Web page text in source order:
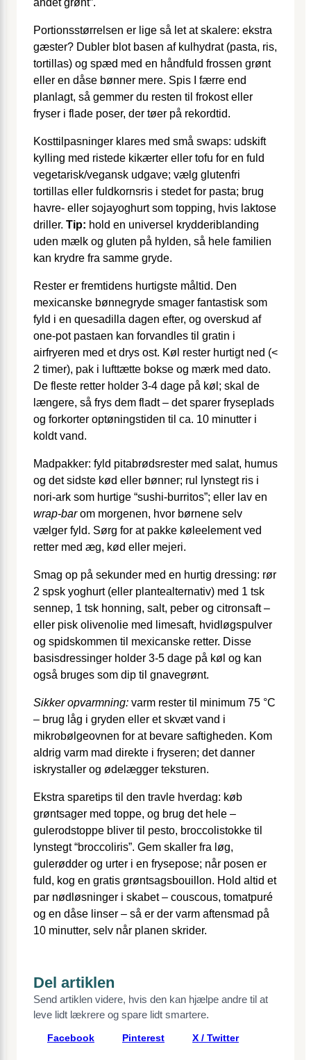
Portionsstørrelsen er lige så let at skalere: ekstra
gæster? Dubler blot basen af kulhydrat (pasta, ris,
tortillas) og spæd med en håndfuld frossen grønt
eller en dåse bønner mere. Spis I færre end
planlagt, så gemmer du resten til frokost eller
fryser i flade poser, der tøer på rekordtid.
Kosttilpasninger klares med små swaps: udskift
kylling med ristede kikærter eller tofu for en fuld
vegetarisk/vegansk udgave; vælg glutenfri
tortillas eller fuldkornsris i stedet for pasta; brug
havre- eller sojayoghurt som topping, hvis laktose
driller. Tip: hold en universel krydderiblanding
uden mælk og gluten på hylden, så hele familien
kan krydre fra samme gryde.
Rester er fremtidens hurtigste måltid. Den
mexicanske bønnegryde smager fantastisk som
fyld i en quesadilla dagen efter, og overskud af
one-pot pastaen kan forvandles til gratin i
airfryeren med et drys ost. Køl rester hurtigt ned (<
2 timer), pak i lufttætte bokse og mærk med dato.
De fleste retter holder 3-4 dage på køl; skal de
længere, så frys dem fladt – det sparer fryseplads
og forkorter optøningstiden til ca. 10 minutter i
koldt vand.
Madpakker: fyld pitabrødsrester med salat, humus
og det sidste kød eller bønner; rul lynstegt ris i
nori-ark som hurtige “sushi-burritos”; eller lav en
wrap-barom morgenen, hvor børnene selv
vælger fyld. Sørg for at pakke køleelement ved
retter med æg, kød eller mejeri.
Smag op på sekunder med en hurtig dressing: rør
2 spsk yoghurt (eller plantealternativ) med 1 tsk
sennep, 1 tsk honning, salt, peber og citronsaft –
eller pisk olivenolie med limesaft, hvidløgspulver
og spidskommen til mexicanske retter. Disse
basisdressinger holder 3-5 dage på køl og kan
også bruges som dip til gnavegrønt.
Sikker opvarmning: varm rester til minimum 75 °C
– brug låg i gryden eller et skvæt vand i
mikrobølgeovnen for at bevare saftigheden. Kom
aldrig varm mad direkte i fryseren; det danner
iskrystaller og ødelægger teksturen.
Ekstra sparetips til den travle hverdag: køb
grøntsager med toppe, og brug det hele –
gulerodstoppe bliver til pesto, broccolistokke til
lynstegt “broccoliris”. Gem skaller fra løg,
gulerødder og urter i en frysepose; når posen er
fuld, kog en gratis grøntsagsbouillon. Hold altid et
par nødløsninger i skabet – couscous, tomatpuré
og en dåse linser – så er der varm aftensmad på
10 minutter, selv når planen skrider.
Del artiklen
Send artiklen videre, hvis den kan hjælpe andre til at
leve lidt lækrere og spare lidt smartere.
Facebook Pinterest X / Twitter